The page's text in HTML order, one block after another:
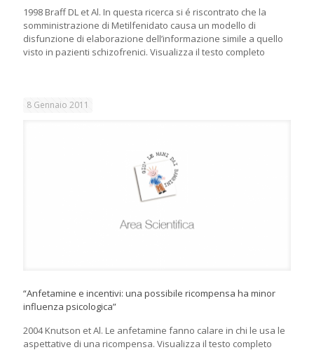
1998 Braff DL et Al. In questa ricerca si é riscontrato che la
somministrazione di Metilfenidato causa un modello di
disfunzione di elaborazione dell’informazione simile a quello
visto in pazienti schizofrenici. Visualizza il testo completo
8 Gennaio 2011
“Anfetamine e incentivi: una possibile ricompensa ha minor
influenza psicologica”
2004 Knutson et Al. Le anfetamine fanno calare in chi le usa le
aspettative di una ricompensa. Visualizza il testo completo